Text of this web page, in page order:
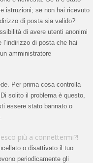
istruzioni; se non hai ricevuto
di posta sia valido?
di avere utenti anonimi
di posta che hai
amministratore
Per prima cosa controlla
solito il problema è questo,
essere stato bannato o
più a connettermi?!
o disattivato il tuo
periodicamente gli